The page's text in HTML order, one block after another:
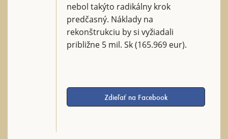
nebol takýto radikálny krok
predčasný. Náklady na
rekonštrukciu by si vyžiadali
približne 5 mil. Sk (165.969 eur).
Zdieľať na Facebook